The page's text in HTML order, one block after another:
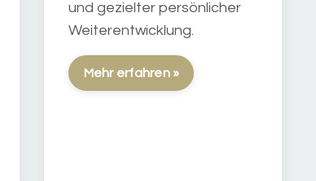
und gezielter persönlicher
Weiterentwicklung.
Mehr erfahren »